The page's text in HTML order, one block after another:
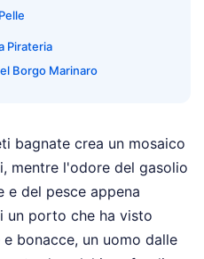
Pirateria
Borgo Marinaro
bagnate crea un mosaico
mentre l'odore del gasolio
e del pesce appena
un porto che ha visto
bonacce, un uomo dalle